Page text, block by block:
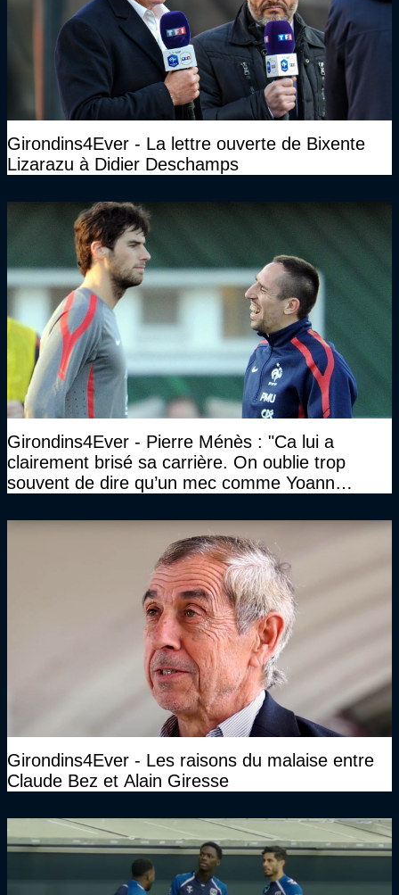
Girondins4Ever - La lettre ouverte de Bixente
Lizarazu à Didier Deschamps
Girondins4Ever - Pierre Ménès : "Ca lui a
clairement brisé sa carrière. On oublie trop
souvent de dire qu’un mec comme Yoann
Girondins4Ever - Les raisons du malaise entre
Claude Bez et Alain Giresse